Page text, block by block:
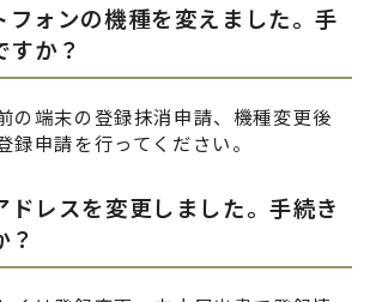
フォンの機種を変えました。手
すか？
の端末の登録抹消申請、機種変更後
録申請を行ってください。
ドレスを変更しました。手続き
？